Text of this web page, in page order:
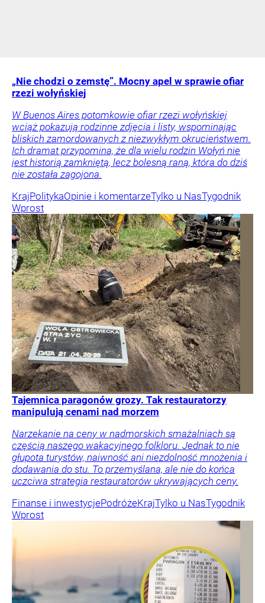
„Nie chodzi o zemstę”. Mocny apel w sprawie ofiar
rzezi wołyńskiej
W Buenos Aires potomkowie ofiar rzezi wołyńskiej
wciąż pokazują rodzinne zdjęcia i listy, wspominając
bliskich zamordowanych z niezwykłym okrucieństwem.
Ich dramat przypomina, że dla wielu rodzin Wołyń nie
jest historią zamkniętą, lecz bolesną raną, która do dziś
nie została zagojona.
KrajPolitykaOpinie i komentarzeTylko u NasTygodnik
Wprost
Tajemnica paragonów grozy. Tak restauratorzy
manipulują cenami nad morzem
Narzekanie na ceny w nadmorskich smażalniach są
częścią naszego wakacyjnego folkloru. Jednak to nie
głupota turystów, naiwność ani niezdolność mnożenia i
dodawania do stu. To przemyślana, ale nie do końca
uczciwa strategia restauratorów ukrywających ceny.
Finanse i inwestycjePodróżeKrajTylko u NasTygodnik
Wprost